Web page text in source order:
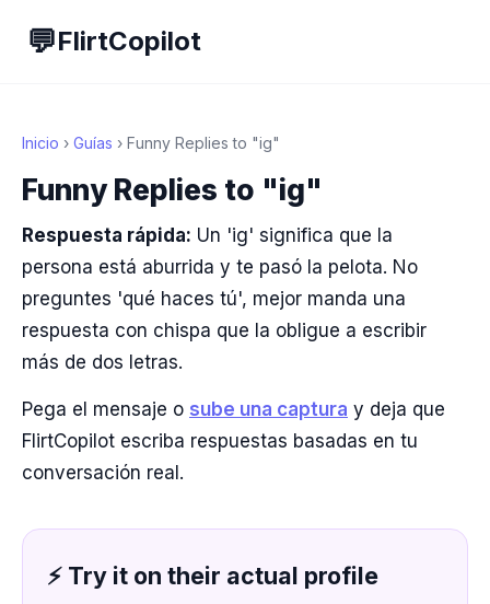
💬FlirtCopilot
Inicio › Guías › Funny Replies to "ig"
Funny Replies to "ig"
Respuesta rápida: Un 'ig' significa que la
persona está aburrida y te pasó la pelota. No
preguntes 'qué haces tú', mejor manda una
respuesta con chispa que la obligue a escribir
más de dos letras.
Pega el mensaje o sube una captura y deja que
FlirtCopilot escriba respuestas basadas en tu
conversación real.
⚡ Try it on their actual profile